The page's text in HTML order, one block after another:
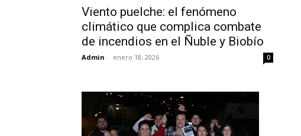
Viento puelche: el fenómeno
climático que complica combate
de incendios en el Ñuble y Biobío
Admin - enero 18, 2026 0